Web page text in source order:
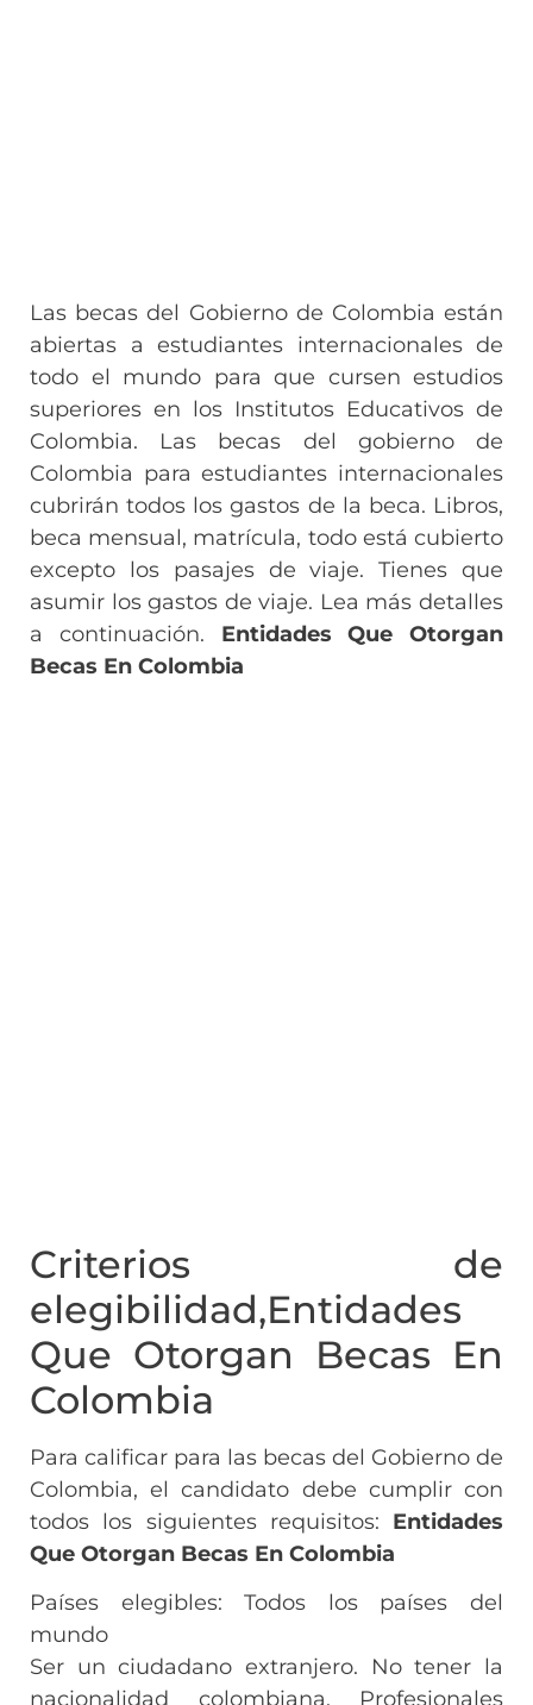
Las becas del Gobierno de Colombia están
abiertas a estudiantes internacionales de
todo el mundo para que cursen estudios
superiores en los Institutos Educativos de
Colombia. Las becas del gobierno de
Colombia para estudiantes internacionales
cubrirán todos los gastos de la beca. Libros,
beca mensual, matrícula, todo está cubierto
excepto los pasajes de viaje. Tienes que
asumir los gastos de viaje. Lea más detalles
a continuación. Entidades Que Otorgan
Becas En Colombia
Criterios de
elegibilidad,Entidades
Que Otorgan Becas En
Colombia
Para calificar para las becas del Gobierno de
Colombia, el candidato debe cumplir con
todos los siguientes requisitos: Entidades
Que Otorgan Becas En Colombia
Países elegibles: Todos los países del
mundo
Ser un ciudadano extranjero. No tener la
nacionalidad colombiana. Profesionales